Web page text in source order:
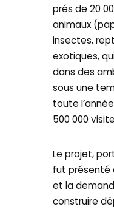
prés de 20
animaux
insectes,
exotiques,
dans des
sous une
toute
500 000
Le projet,
fut présenté
et la
construire